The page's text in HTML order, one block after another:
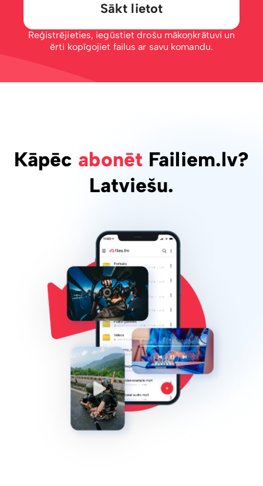
Sākt lietot
Reģistrējieties, iegūstiet drošu mākoņkrātuvi un
ērti kopīgojiet failus ar savu komandu.
Kāpēc abonēt Failiem.lv?
Latviešu.